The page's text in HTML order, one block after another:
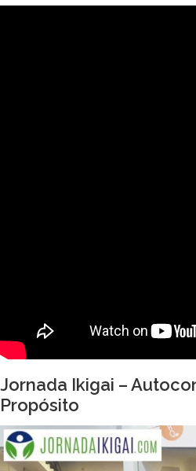
Jornada Ikigai –
Propósito